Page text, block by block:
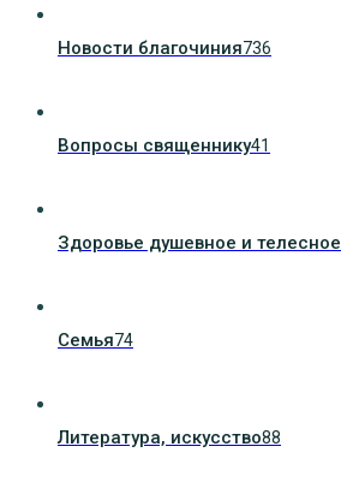
Новости благочиния736
Вопросы священнику41
Здоровье душевное и телесное
Семья74
Литература, искуcство88